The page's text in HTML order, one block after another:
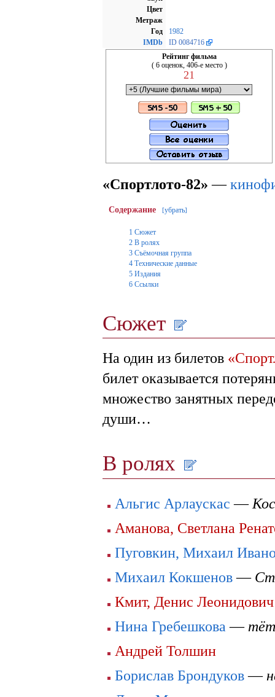
Цвет
Метраж
Год
1982
IMDb
ID 0084716
Рейтинг фильма
( 6 оценок, 406-е место )
21
«Спортлото-82» —
Содержание [убрать]
1 Сюжет
2 В ролях
3 Съёмочная группа
4 Технические данные
5 Издания
6 Ссылки
Сюжет
На один из билетов
билет оказывается
множество занятных
души…
В ролях
Альгис Арлаускас —
Аманова, Светлана
Пуговкин, Михаил
Михаил Кокшенов—
Кмит, Денис Леонидович
Нина Гребешкова—
Андрей Толшин
Борислав Брондуков—